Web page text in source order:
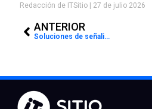
Redacción de ITSitio 27 de julio 2026
ANTERIOR
Soluciones de señalización digital